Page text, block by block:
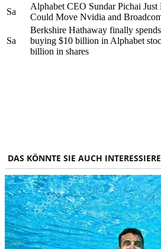
Sa
Alphabet CEO Sundar Pichai
Could Move Nvidia and
Sa
Berkshire Hathaway finally
buying $10 billion in Alphabet
billion in shares